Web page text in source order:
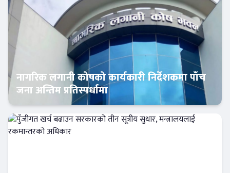
Banner News
नागरिक लगानी कोषको कार्यकारी निर्देशकमा पाँच
जना अन्तिम प्रतिस्पर्धामा